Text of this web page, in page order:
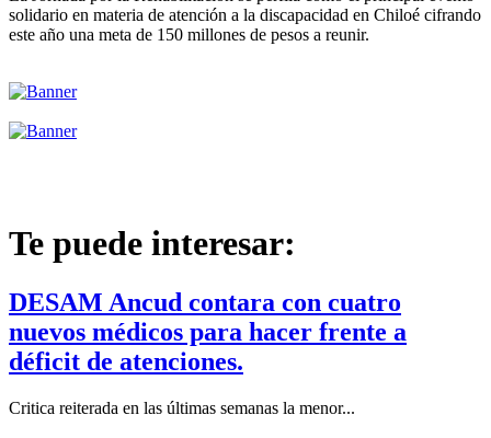
solidario en materia de atención a la discapacidad en Chiloé cifrando
este año una meta de 150 millones de pesos a reunir.
Te puede interesar:
DESAM Ancud contara con cuatro
nuevos médicos para hacer frente a
déficit de atenciones.
Critica reiterada en las últimas semanas la menor...